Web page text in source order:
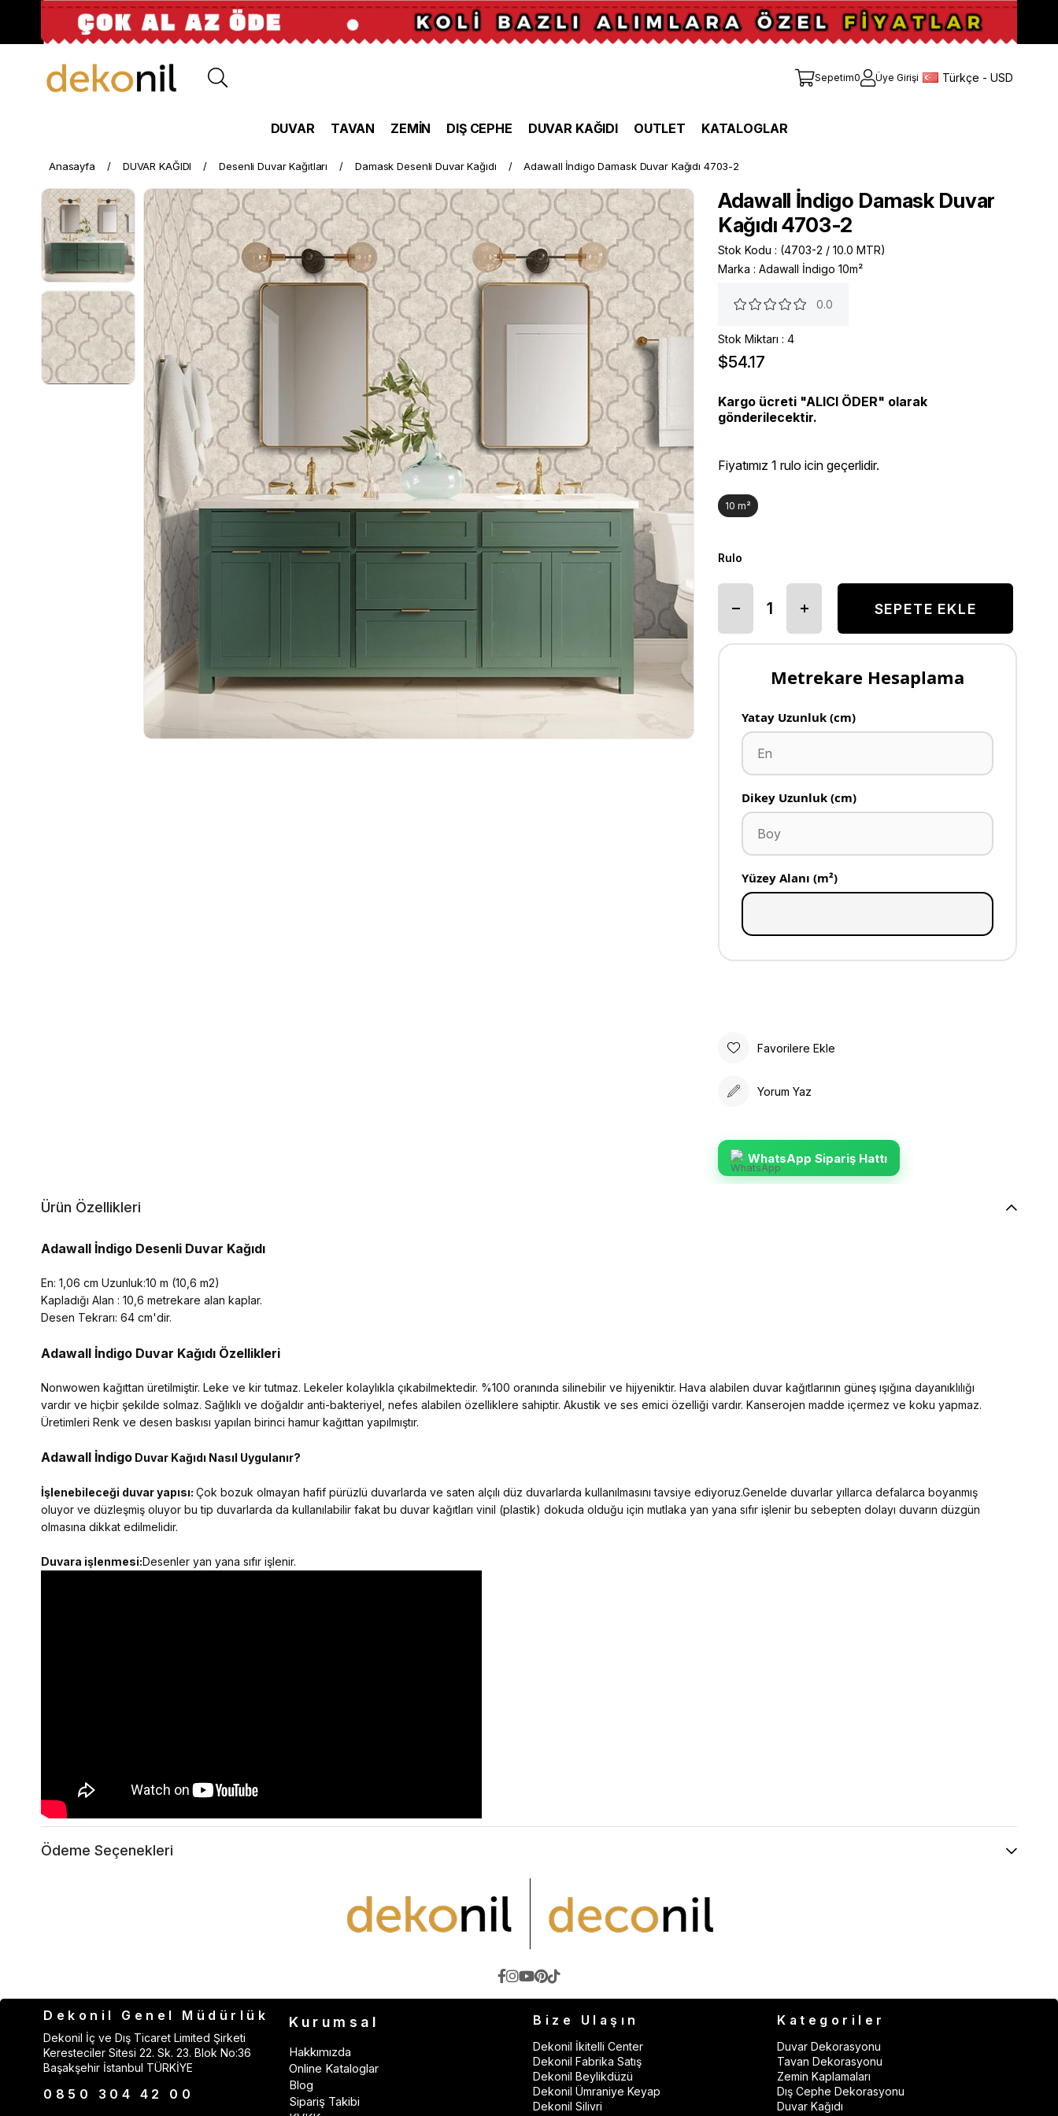
Sepetim0 Üye Girişi Türkçe - USD
DUVAR TAVAN ZEMİN DIŞ CEPHE DUVAR KAĞIDI OUTLET KATALOGLAR
Anasayfa DUVAR KAĞIDI Desenli Duvar Kağıtları Damask Desenli Duvar Kağıdı Adawall İndigo Damask Duvar Kağıdı 4703-2
Adawall İndigo Damask Duvar
Kağıdı 4703-2
Stok Kodu
(4703-2 / 10.0 MTR)
Marka : Adawall İndigo 10m²
0.0
Stok Miktarı : 4
$54.17
Kargo ücreti "ALICI ÖDER" olarak
gönderilecektir.
Fiyatımız 1 rulo icin geçerlidir.
10 m²
Rulo
Metrekare Hesaplama
Yatay Uzunluk (cm)
Dikey Uzunluk (cm)
Yüzey Alanı (m²)
Favorilere Ekle
Yorum Yaz
WhatsApp Sipariş Hattı
Ürün Özellikleri
Adawall İndigo Desenli Duvar Kağıdı
En: 1,06 cm Uzunluk:10 m (10,6 m2)
Kapladığı Alan : 10,6 metrekare alan kaplar.
Desen Tekrarı: 64 cm'dir.
Adawall İndigo Duvar Kağıdı Özellikleri
Nonwowen kağıttan üretilmiştir. Leke ve kir tutmaz. Lekeler kolaylıkla çıkabilmektedir. %100 oranında silinebilir ve hijyeniktir. Hava alabilen duvar kağıtlarının güneş ışığına dayanıklılığı
vardır ve hiçbir şekilde solmaz. Sağlıklı ve doğaldır anti-bakteriyel, nefes alabilen özelliklere sahiptir. Akustik ve ses emici özelliği vardır. Kanserojen madde içermez ve koku yapmaz.
Üretimleri Renk ve desen baskısı yapılan birinci hamur kağıttan yapılmıştır.
Adawall İndigo Duvar Kağıdı Nasıl Uygulanır?
İşlenebileceği duvar yapısı: Çok bozuk olmayan hafif pürüzlü duvarlarda ve saten alçılı düz duvarlarda kullanılmasını tavsiye ediyoruz.Genelde duvarlar yıllarca defalarca boyanmış
oluyor ve düzleşmiş oluyor bu tip duvarlarda da kullanılabilir fakat bu duvar kağıtları vinil (plastik) dokuda olduğu için mutlaka yan yana sıfır işlenir bu sebepten dolayı duvarın düzgün
olmasına dikkat edilmelidir.
Duvara işlenmesi:Desenler yan yana sıfır işlenir.
Ödeme Seçenekleri
Dekonil Genel Müdürlük
Dekonil İç ve Dış Ticaret Limited Şirketi
Keresteciler Sitesi 22. Sk. 23. Blok No:36
Başakşehir İstanbul TÜRKİYE
0850 304 42 00
Kurumsal
Hakkımızda
Online Kataloglar
Blog
Sipariş Takibi
Bize Ulaşın
Dekonil İkitelli Center
Dekonil Fabrika Satış
Dekonil Beylikdüzü
Dekonil Ümraniye Keyap
Dekonil Silivri
Kategoriler
Duvar Dekorasyonu
Tavan Dekorasyonu
Zemin Kaplamaları
Dış Cephe Dekorasyonu
Duvar Kağıdı